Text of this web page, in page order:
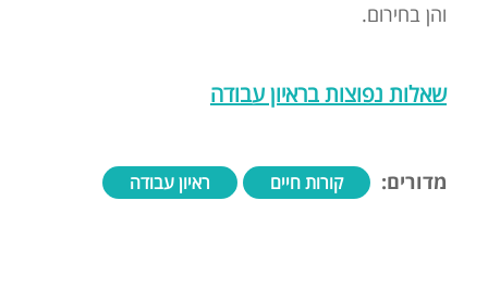
והן בחירום.
שאלות נפוצות בראיון עבודה
מדורים: קורות חיים ראיון עבודה